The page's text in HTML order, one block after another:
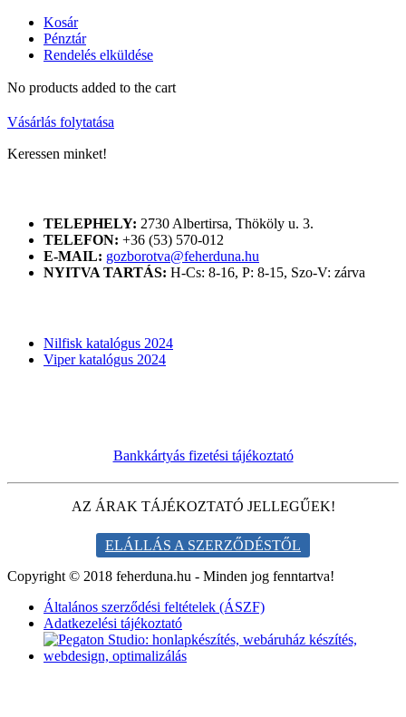
Kosár
Pénztár
Rendelés elküldése
No products added to the cart
Vásárlás folytatása
Keressen minket!
TELEPHELY: 2730 Albertirsa, Thököly u. 3.
TELEFON: +36 (53) 570-012
E-MAIL: gozborotva@feherduna.hu
NYITVA TARTÁS: H-Cs: 8-16, P: 8-15, Szo-V: zárva
Nilfisk katalógus 2024
Viper katalógus 2024
Bankkártyás fizetési tájékoztató
AZ ÁRAK TÁJÉKOZTATÓ JELLEGŰEK!
ELÁLLÁS A SZERZŐDÉSTŐL
Copyright © 2018 feherduna.hu - Minden jog fenntartva!
Általános szerződési feltételek (ÁSZF)
Adatkezelési tájékoztató